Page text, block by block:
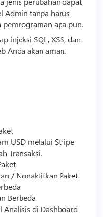
Admin tanpa harus
pemrograman apa pun.
injeksi SQL, XSS, dan
Anda akan aman.
USD melalui Stripe
Transaksi.
/ Nonaktifkan Paket
Berbeda
Analisis di Dashboard